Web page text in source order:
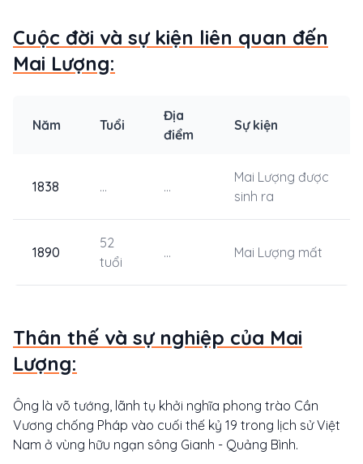
Cuộc đời và sự kiện liên quan đến
Mai Lượng:
Năm Tuổi
Địa
điểm
Sự kiện
1838 ... ...
Mai Lượng được
sinh ra
1890
52
tuổi
... Mai Lượng mất
Thân thế và sự nghiệp của Mai
Lượng:
Ông là võ tướng, lãnh tụ khởi nghĩa phong trào Cần
Vương chống Pháp vào cuối thế kỷ 19 trong lịch sử Việt
Nam ở vùng hữu ngạn sông Gianh - Quảng Bình.